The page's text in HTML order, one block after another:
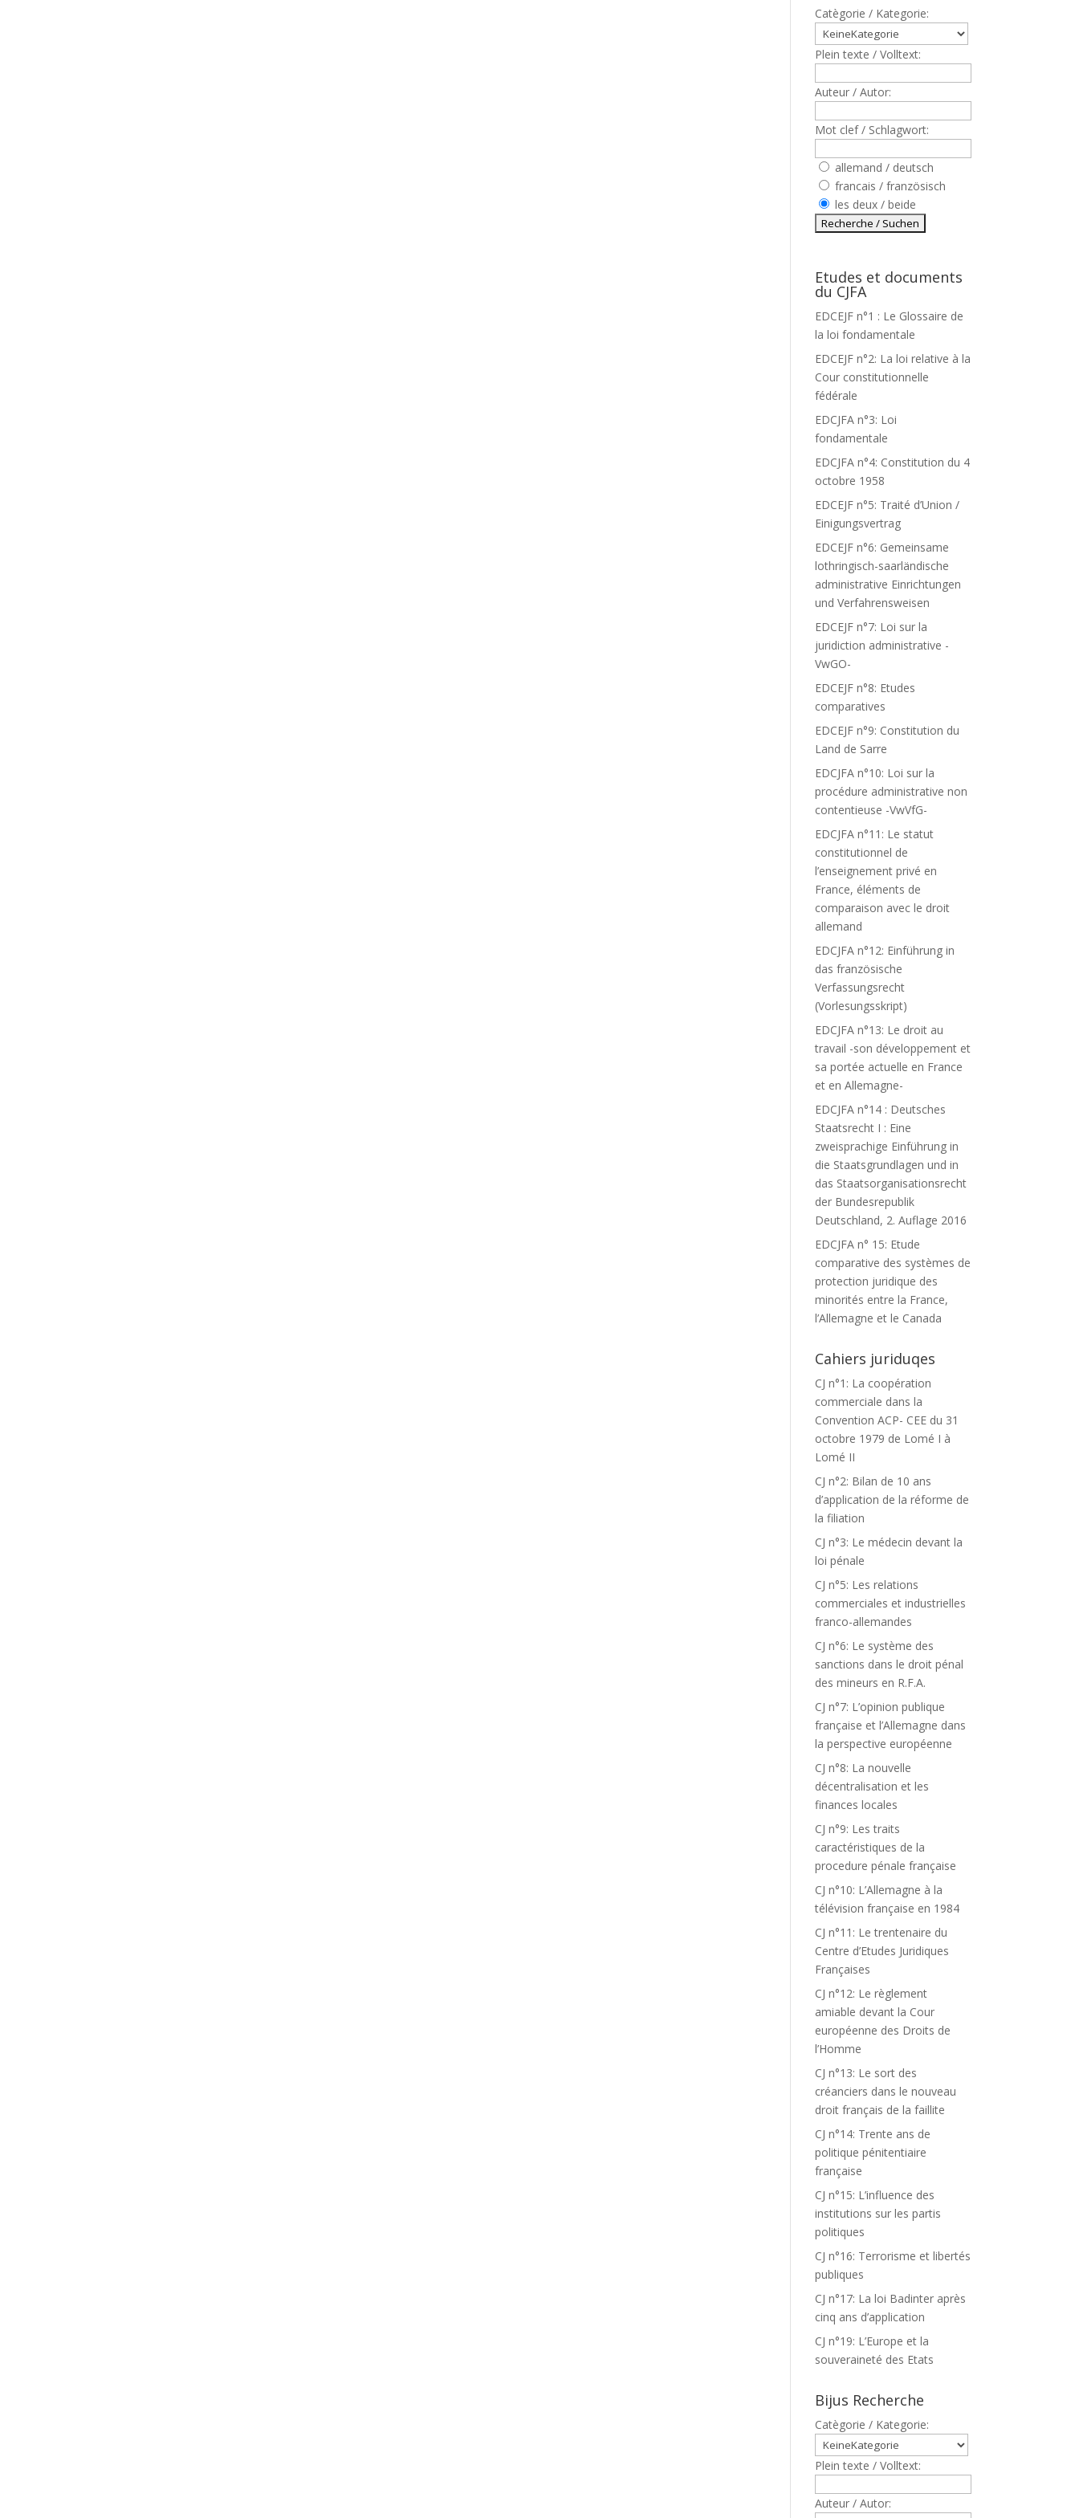
Catègorie / Kategorie:
Plein texte / Volltext:
Auteur / Autor:
Mot clef / Schlagwort:
allemand / deutsch
francais / französisch
les deux / beide
Etudes et documents
du CJFA
EDCEJF n°1 : Le Glossaire de
la loi fondamentale
EDCEJF n°2: La loi relative à la
Cour constitutionnelle
fédérale
EDCJFA n°3: Loi
fondamentale
EDCJFA n°4: Constitution du 4
octobre 1958
EDCEJF n°5: Traité d’Union /
Einigungsvertrag
EDCEJF n°6: Gemeinsame
lothringisch-saarländische
administrative Einrichtungen
und Verfahrensweisen
EDCEJF n°7: Loi sur la
juridiction administrative -
VwGO-
EDCEJF n°8: Etudes
comparatives
EDCEJF n°9: Constitution du
Land de Sarre
EDCJFA n°10: Loi sur la
procédure administrative non
contentieuse -VwVfG-
EDCJFA n°11: Le statut
constitutionnel de
l’enseignement privé en
France, éléments de
comparaison avec le droit
allemand
EDCJFA n°12: Einführung in
das französische
Verfassungsrecht
(Vorlesungsskript)
EDCJFA n°13: Le droit au
travail -son développement et
sa portée actuelle en France
et en Allemagne-
EDCJFA n°14 : Deutsches
Staatsrecht I : Eine
zweisprachige Einführung in
die Staatsgrundlagen und in
das Staatsorganisationsrecht
der Bundesrepublik
Deutschland, 2. Auflage 2016
EDCJFA n° 15: Etude
comparative des systèmes de
protection juridique des
minorités entre la France,
l’Allemagne et le Canada
Cahiers juriduqes
CJ n°1: La coopération
commerciale dans la
Convention ACP- CEE du 31
octobre 1979 de Lomé I à
Lomé II
CJ n°2: Bilan de 10 ans
d’application de la réforme de
la filiation
CJ n°3: Le médecin devant la
loi pénale
CJ n°5: Les relations
commerciales et industrielles
franco-allemandes
CJ n°6: Le système des
sanctions dans le droit pénal
des mineurs en R.F.A.
CJ n°7: L’opinion publique
française et l’Allemagne dans
la perspective européenne
CJ n°8: La nouvelle
décentralisation et les
finances locales
CJ n°9: Les traits
caractéristiques de la
procedure pénale française
CJ n°10: L’Allemagne à la
télévision française en 1984
CJ n°11: Le trentenaire du
Centre d’Etudes Juridiques
Françaises
CJ n°12: Le règlement
amiable devant la Cour
européenne des Droits de
l’Homme
CJ n°13: Le sort des
créanciers dans le nouveau
droit français de la faillite
CJ n°14: Trente ans de
politique pénitentiaire
française
CJ n°15: L’influence des
institutions sur les partis
politiques
CJ n°16: Terrorisme et libertés
publiques
CJ n°17: La loi Badinter après
cinq ans d’application
CJ n°19: L’Europe et la
souveraineté des Etats
Bijus Recherche
Catègorie / Kategorie:
Plein texte / Volltext:
Auteur / Autor: